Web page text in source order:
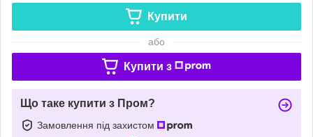
Купити
або
Купити з
Що таке купити з Пром?
Замовлення під захистом